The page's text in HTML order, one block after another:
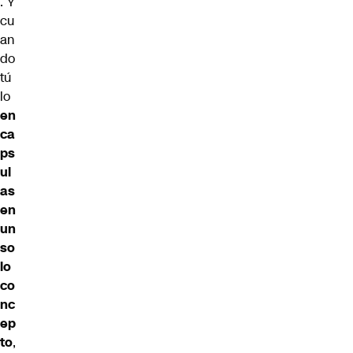
cu
an
do
tú
lo
en
ca
ps
ul
as
en
un
so
lo
co
nc
ep
to,